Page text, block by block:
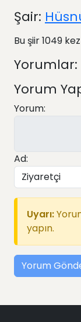
Şair:
Bu şiir 1049
Yorumlar:
Yorum
Yorum:
Ad:
Uyarı:
yapın.
Yorum